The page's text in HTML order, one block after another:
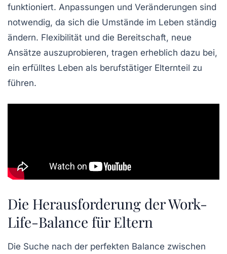
funktioniert. Anpassungen und Veränderungen sind
notwendig, da sich die Umstände im Leben ständig
ändern. Flexibilität und die Bereitschaft, neue
Ansätze auszuprobieren, tragen erheblich dazu bei,
ein erfülltes Leben als berufstätiger Elternteil zu
führen.
Die Herausforderung der Work-
Life-Balance für Eltern
Die Suche nach der perfekten Balance zwischen